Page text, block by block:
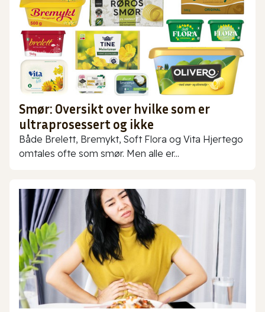
Smør: Oversikt over hvilke som er
ultraprosessert og ikke
Både Brelett, Bremykt, Soft Flora og Vita Hjertego
omtales ofte som smør. Men alle er...